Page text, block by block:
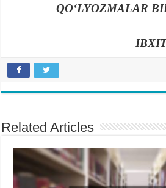
QOʻLYOZMALAR
Related Articles